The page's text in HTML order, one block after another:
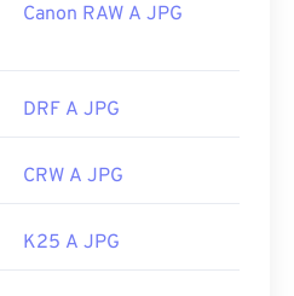
Canon RAW A JPG
DRF A JPG
CRW A JPG
K25 A JPG